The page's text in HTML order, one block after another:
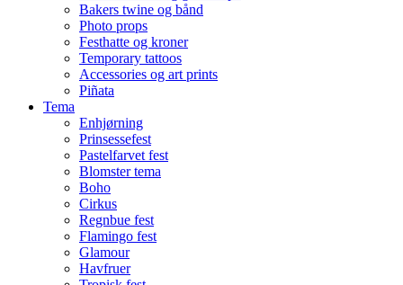
Bakers twine og bånd
Photo props
Festhatte og kroner
Temporary tattoos
Accessories og art prints
Piñata
Tema
Enhjørning
Prinsessefest
Pastelfarvet fest
Blomster tema
Boho
Cirkus
Regnbue fest
Flamingo fest
Glamour
Havfruer